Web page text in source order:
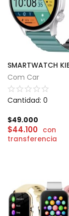
Com Car
Cantidad: 0
$49.000
$44.100 con
transferencia